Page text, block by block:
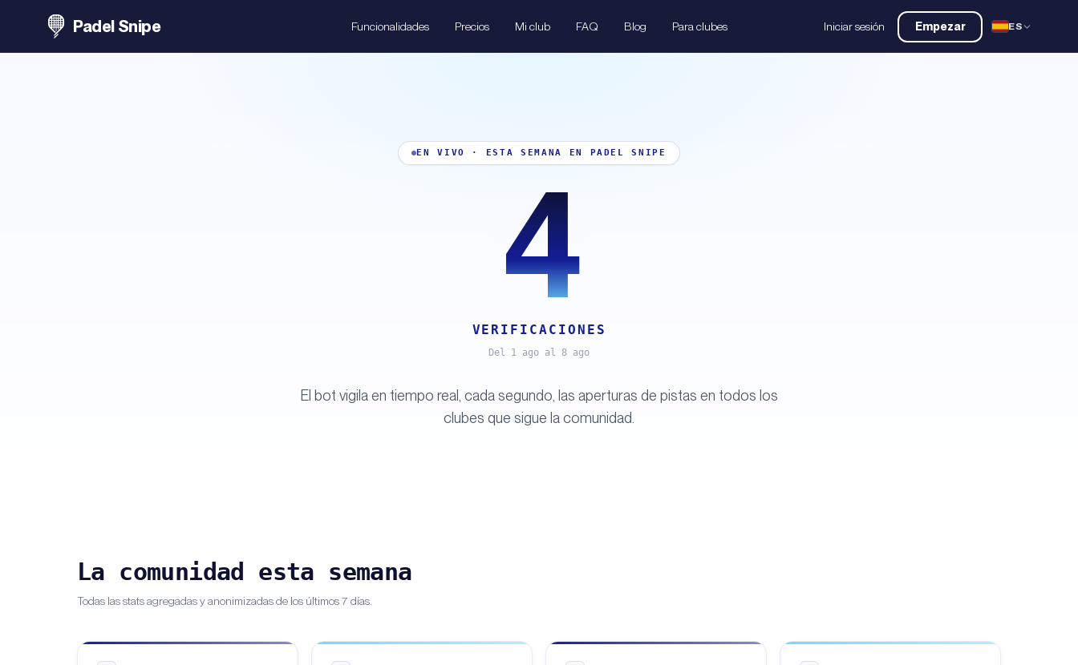
Padel Snipe Funcionalidades Precios Mi club FAQ Blog Para clubes Iniciar sesión Empezar ES
EN VIVO · ESTA SEMANA EN PADEL SNIPE
4
VERIFICACIONES
Del 1 ago al 8 ago
El bot vigila en tiempo real, cada segundo, las aperturas de pistas en todos los
clubes que sigue la comunidad.
La comunidad esta semana
Todas las stats agregadas y anonimizadas de los últimos 7 días.